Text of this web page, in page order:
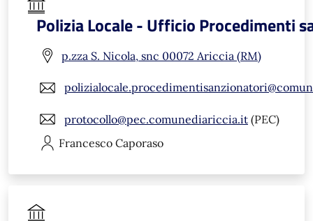
Polizia Locale - Ufficio Procedimenti
p.zza S. Nicola, snc 00072 Ariccia (RM)
protocollo@pec.comunediariccia.it (PEC)
Francesco Caporaso